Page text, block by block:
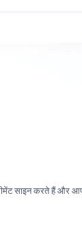
साइन करते हैं